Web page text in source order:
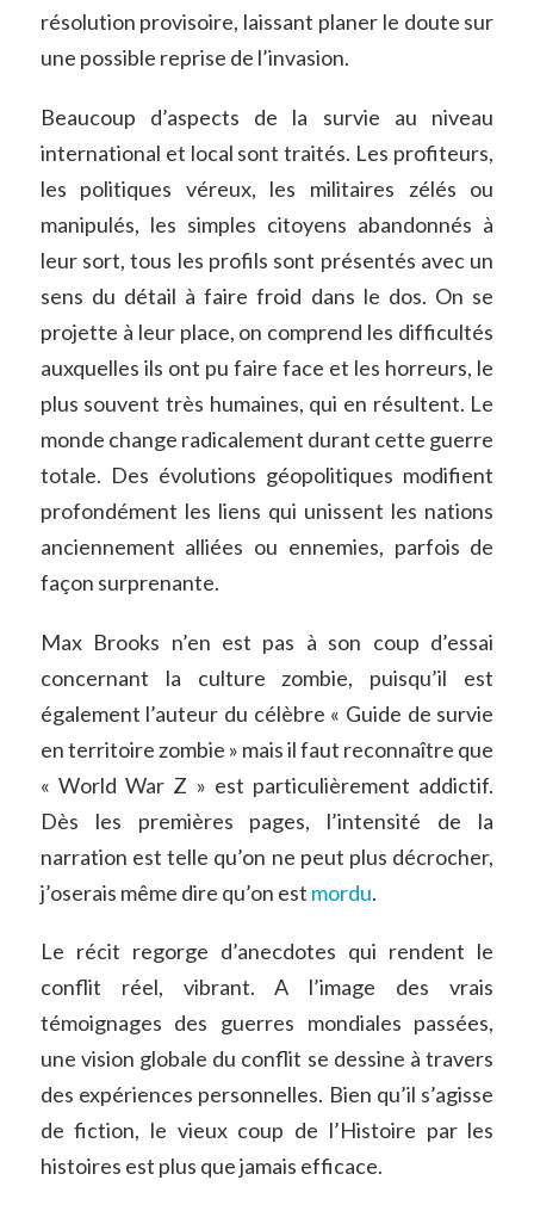
résolution provisoire, laissant planer le doute sur
une possible reprise de l’invasion.
Beaucoup d’aspects de la survie au niveau
international et local sont traités. Les profiteurs,
les politiques véreux, les militaires zélés ou
manipulés, les simples citoyens abandonnés à
leur sort, tous les profils sont présentés avec un
sens du détail à faire froid dans le dos. On se
projette à leur place, on comprend les difficultés
auxquelles ils ont pu faire face et les horreurs, le
plus souvent très humaines, qui en résultent. Le
monde change radicalement durant cette guerre
totale. Des évolutions géopolitiques modifient
profondément les liens qui unissent les nations
anciennement alliées ou ennemies, parfois de
façon surprenante.
Max Brooks n’en est pas à son coup d’essai
concernant la culture zombie, puisqu’il est
également l’auteur du célèbre « Guide de survie
en territoire zombie » mais il faut reconnaître que
« World War Z » est particulièrement addictif.
Dès les premières pages, l’intensité de la
narration est telle qu’on ne peut plus décrocher,
j’oserais même dire qu’on est mordu.
Le récit regorge d’anecdotes qui rendent le
conflit réel, vibrant. A l’image des vrais
témoignages des guerres mondiales passées,
une vision globale du conflit se dessine à travers
des expériences personnelles. Bien qu’il s’agisse
de fiction, le vieux coup de l’Histoire par les
histoires est plus que jamais efficace.